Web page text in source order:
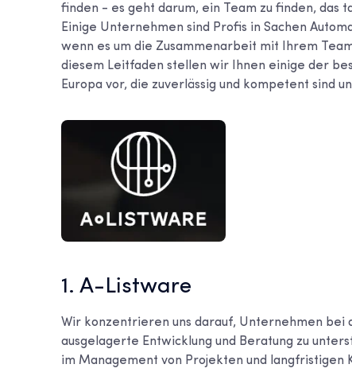
finden - es geht darum, ein Team zu finden,
Einige Unternehmen sind Profis in Sachen
wenn es um die Zusammenarbeit mit Ihrem
diesem Leitfaden stellen wir Ihnen einige der
Europa vor, die zuverlässig und kompetent sind
1. A-Listware
Wir konzentrieren uns darauf, Unternehmen bei
ausgelagerte Entwicklung und Beratung zu
im Management von Projekten und langfristigen